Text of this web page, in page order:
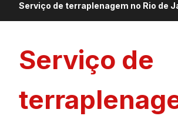
Serviço de terraplenagem no Rio de
Serviço de